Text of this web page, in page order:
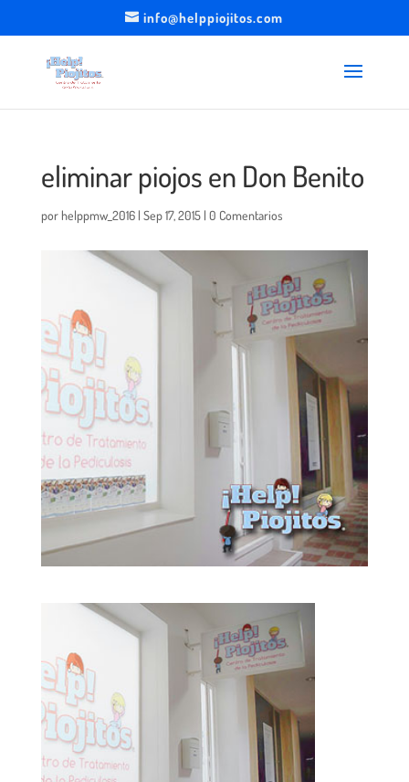
info@helppiojitos.com
eliminar piojos en Don Benito
porhelppmw_2016| Sep 17, 2015| 0 Comentarios